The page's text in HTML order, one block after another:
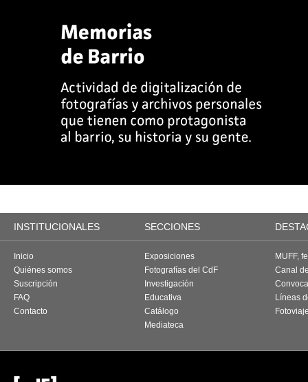
INSTITUCIONALES SECCIONES
Inicio
Quiénes somos
Suscripción
FAQ
Contacto
Exposiciones
Fotografías del CdF
Investigación
Educativa
Catálogo
Mediateca
MUFF,
Canal
Líneas